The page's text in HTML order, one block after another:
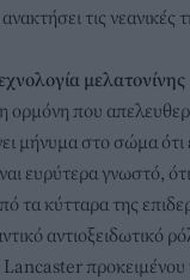
τις νεανικές
μελατονίνης
η ορμόνη που
μήνυμα στο σώμα ότι
ευρύτερα γνωστό,
τα κύτταρα της
αντιοξειδωτικό
Lancaster